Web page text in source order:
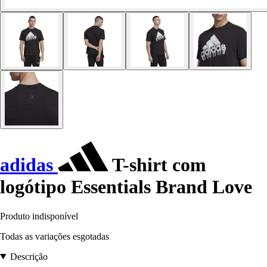
adidas
T-shirt com
logótipo Essentials Brand Love
Produto indisponível
Todas as variações esgotadas
Descrição